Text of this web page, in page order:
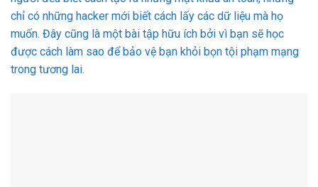
chỉ có những hacker mới biết cách lấy các dữ liệu mà họ
muốn. Đây cũng là một bài tập hữu ích bởi vì bạn sẽ học
được cách làm sao để bảo vệ bạn khỏi bọn tội phạm mạng
trong tương lai.